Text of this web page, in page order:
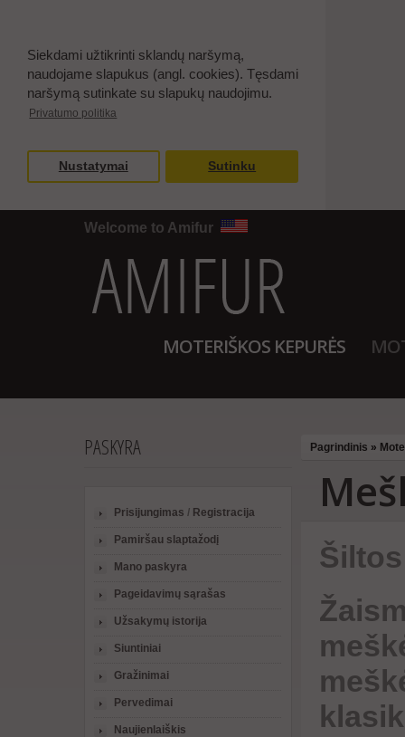
Siekdami užtikrinti sklandų naršymą,
naudojame slapukus (angl. cookies). Tęsdami
naršymą sutinkate su slapukų naudojimu.
Privatumo politika
Nustatymai Sutinku
Welcome to Amifur
MOTERIŠKOS KEPURĖS
PASKYRA
Prisijungimas / Registracija
Pamiršau slaptažodį
Mano paskyra
Pageidavimų sąrašas
Užsakymų istorija
Siuntiniai
Gražinimai
Pervedimai
Naujienlaiškis
Pagrindinis »